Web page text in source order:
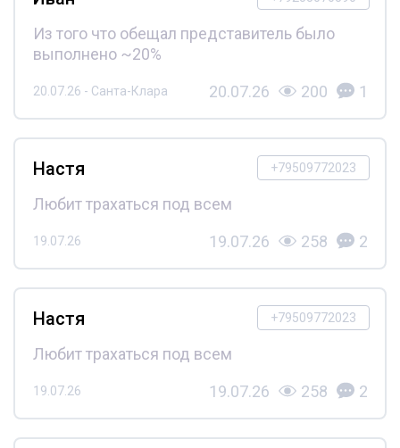
Из того что обещал представитель было
выполнено ~20%
20.07.26 - Санта-Клара 20.07.26 200 1
+79509772023
Настя
Любит трахаться под всем
19.07.26 19.07.26 258 2
+79509772023
Настя
Любит трахаться под всем
19.07.26 19.07.26 258 2